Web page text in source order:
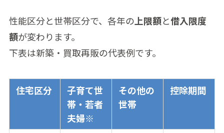
性能区分と世帯区分で、各年の上限額と借入限度
額が変わります。
下表は新築・買取再販の代表例です。
住宅区分
子育て世
帯・若者
夫婦※
その他の
世帯
控除期間